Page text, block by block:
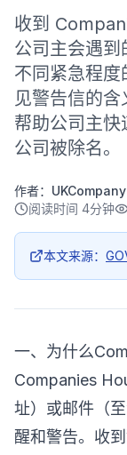
收到
公司主会遇
不同紧急程
见警告信的含
帮助公司主
公司被除名。
作者：
阅读时间 4分钟
本文来源：
一、为什么
Companies
址）或邮件（
醒和警告。收